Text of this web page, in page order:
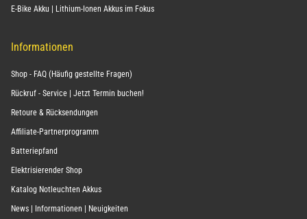
E-Bike Akku | Lithium-Ionen Akkus im Fokus
Informationen
Shop - FAQ (Häufig gestellte Fragen)
Rückruf - Service | Jetzt Termin buchen!
Retoure & Rücksendungen
Affiliate-Partnerprogramm
Batteriepfand
Elektrisierender Shop
Katalog Notleuchten Akkus
News | Informationen | Neuigkeiten